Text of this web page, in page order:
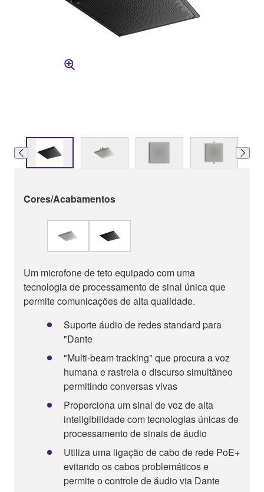
Cores/Acabamentos
Um microfone de teto equipado com uma
tecnologia de processamento de sinal única que
permite comunicações de alta qualidade.
Suporte áudio de redes standard para
"Dante
"Multi-beam tracking" que procura a voz
humana e rastreia o discurso simultâneo
permitindo conversas vivas
Proporciona um sinal de voz de alta
inteligibilidade com tecnologias únicas de
processamento de sinais de áudio
Utiliza uma ligação de cabo de rede PoE+
evitando os cabos problemáticos e
permite o controle de áudio via Dante